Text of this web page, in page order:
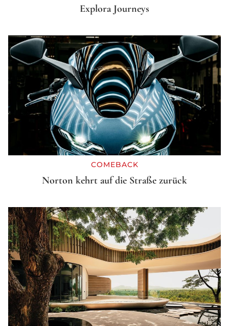
Explora Journeys
COMEBACK
Norton kehrt auf die Straße zurück